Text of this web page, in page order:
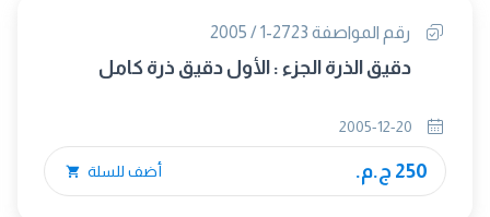
رقم المواصفة 2723-1 / 2005
دقيق الذرة الجزء : الأول دقيق ذرة كامل
250 ج.م. أضف للسلة